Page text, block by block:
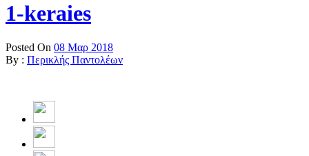
1-keraies
Posted On 08 Μαρ 2018
By : Περικλής Παντολέων